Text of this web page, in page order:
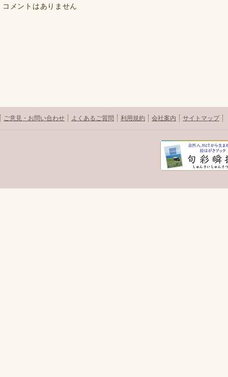
コメントはありません
ご意見・お問い合わせ よくあるご質問 利用規約 会社案内 サイトマップ